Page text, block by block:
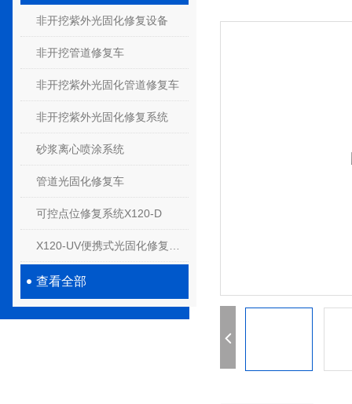
非开挖紫外光固化修复设备
非开挖管道修复车
非开挖紫外光固化管道修复车
非开挖紫外光固化修复系统
砂浆离心喷涂系统
管道光固化修复车
可控点位修复系统X120-D
查看全部